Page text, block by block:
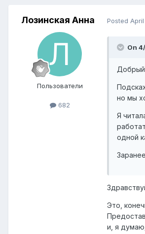
Лозинская Анна
Пользователи
682
Posted
On
но мы
Я
одной
Это,
и, я